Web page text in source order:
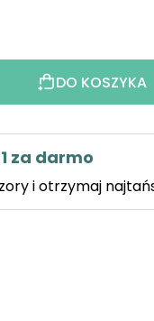
DO KOSZYKA
za darmo
i otrzymaj